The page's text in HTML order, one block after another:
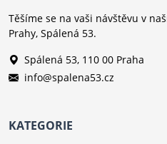
Těšíme se na vaši návštěvu v
Prahy, Spálená 53.
Spálená 53, 110 00 Praha
info@spalena53.cz
KATEGORIE